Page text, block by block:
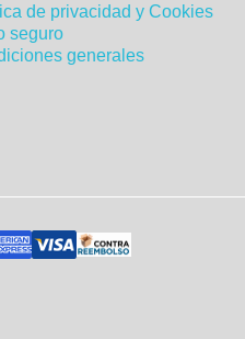
de privacidad y Cookies
seguro
generales